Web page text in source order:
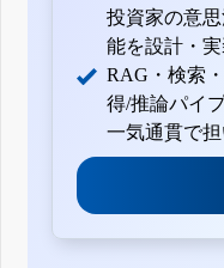
投資家の意
能を設計・
RAG・検索
得/推論パイ
一気通貫で担